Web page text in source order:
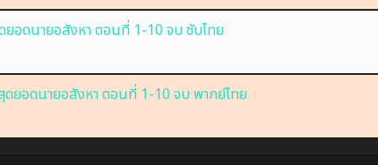
ดนายอสังหา ตอนที่ 1-10 จบ ซับไทย
อดนายอสังหา ตอนที่ 1-10 จบ พากย์ไทย